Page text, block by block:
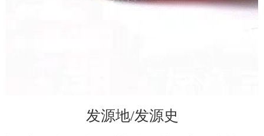
发源地/发源史